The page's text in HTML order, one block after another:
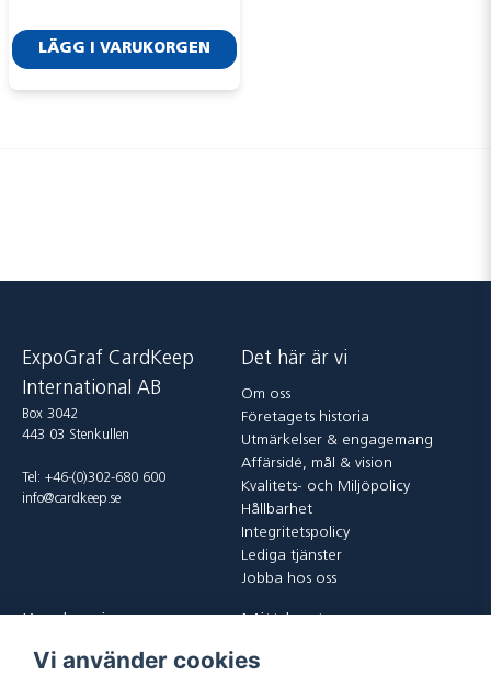
LÄGG I VARUKORGEN
ExpoGraf CardKeep
International AB
Box 3042
443 03 Stenkullen
Tel: +46-(0)302-680 600
info@cardkeep.se
Det här är vi
Om oss
Företagets historia
Utmärkelser & engagemang
Affärsidé, mål & vision
Kvalitets- och Miljöpolicy
Hållbarhet
Integritetspolicy
Lediga tjänster
Jobba hos oss
Kontakta oss
Logga in
Vi använder cookies